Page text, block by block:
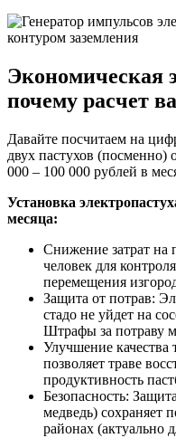
Экономическая
почему расчет
Давайте посчитаем на
двух пастухов (посменно)
000 – 100 000 рублей в
Установка
месяца:
Снижение затрат на
человек для
перемещения
Защита от потрав:
стадо не уйдет на
Штрафы за потраву
Улучшение
позволяет траве
продуктивность
Безопасность:
медведь) сохраняет
районах (актуально